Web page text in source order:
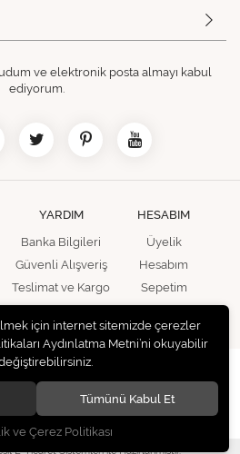
ve elektronik posta almayı kabul
ediyorum.
YARDIM
Banka Bilgileri
Güvenli Alışveriş
Teslimat ve Kargo
HESABIM
Üyelik
Hesabım
Sepetim
E-Ticaret Sistemleri ile Hazırlanmıştır.
için internet sitemizde çerezler
Aydınlatma Metni’ni okuyabilir
Tümünü Kabul Et
ve Çerez Politikası